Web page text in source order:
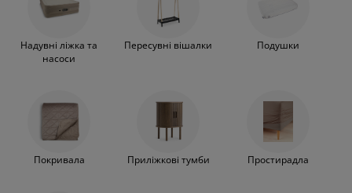
Надувні ліжка та
насоси
Пересувні вішалки Подушки
Покривала Приліжкові тумби Простирадла